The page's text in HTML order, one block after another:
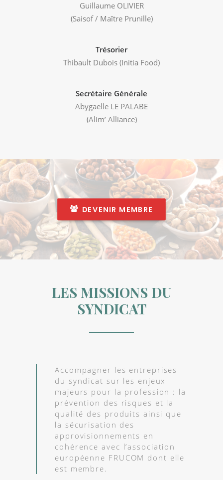
Guillaume OLIVIER
(Saisof / Maître Prunille)
Trésorier
Thibault Dubois (Initia Food)
Secrétaire Générale
Abygaelle LE PALABE
(Alim’ Alliance)
DEVENIR MEMBRE
LES MISSIONS DU
SYNDICAT
Accompagner les entreprises
du syndicat sur les enjeux
majeurs pour la profession : la
prévention des risques et la
qualité des produits ainsi que
la sécurisation des
approvisionnements en
cohérence avec l’association
européenne FRUCOM dont elle
est membre.